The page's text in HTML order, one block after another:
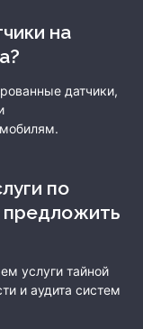
датчики,
услуги тайной
и аудита систем